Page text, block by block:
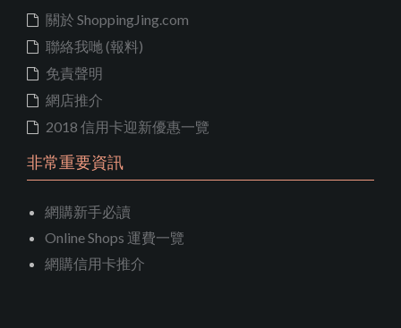
關於 ShoppingJing.com
聯絡我哋 (報料)
免責聲明
網店推介
2018 信用卡迎新優惠一覽
非常重要資訊
網購新手必讀
Online Shops 運費一覽
網購信用卡推介